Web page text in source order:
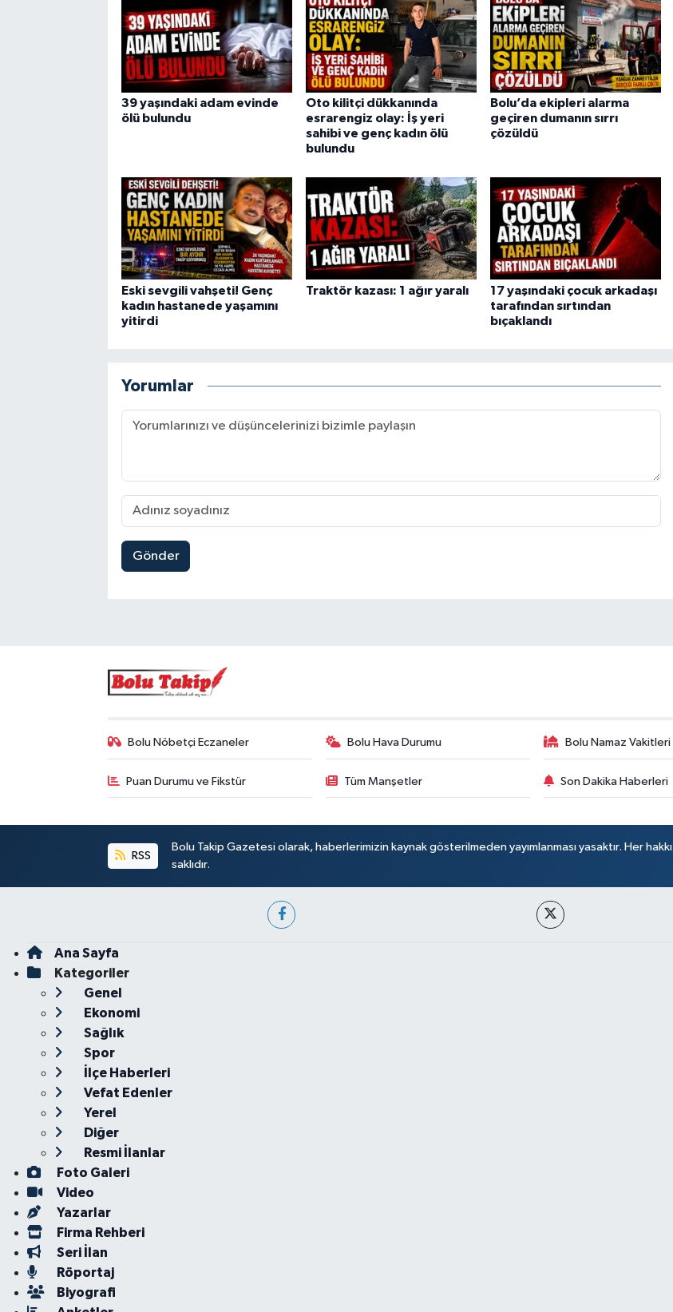
39 yaşındaki adam evinde
ölü bulundu
Oto kilitçi dükkanında
esrarengiz olay: İş yeri
sahibi ve genç kadın ölü
bulundu
Bolu’da ekipleri alarma
geçiren dumanın sırrı
çözüldü
Eski sevgili vahşeti! Genç
kadın hastanede yaşamını
yitirdi
Traktör kazası: 1 ağır yaralı
17 yaşındaki çocuk arkadaşı
tarafından sırtından
bıçaklandı
Yorumlar
Gönder
Bolu Nöbetçi Eczaneler Bolu Hava Durumu Bolu Namaz Vakitleri
Puan Durumu ve Fikstür Tüm Manşetler Son Dakika Haberleri
RSS
Bolu Takip Gazetesi olarak, haberlerimizin kaynak gösterilmeden yayımlanması yasaktır. Her hakkı
saklıdır.
Ana Sayfa
Kategoriler
Genel
Ekonomi
Sağlık
Spor
İlçe Haberleri
Vefat Edenler
Yerel
Diğer
Resmi İlanlar
Foto Galeri
Video
Yazarlar
Firma Rehberi
Seri İlan
Röportaj
Biyografi